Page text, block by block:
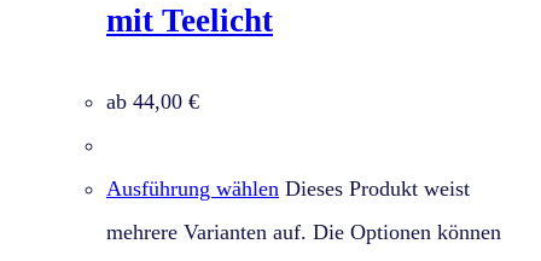
mit Teelicht
ab 44,00 €
Ausführung wählen Dieses Produkt weist
mehrere Varianten auf. Die Optionen können